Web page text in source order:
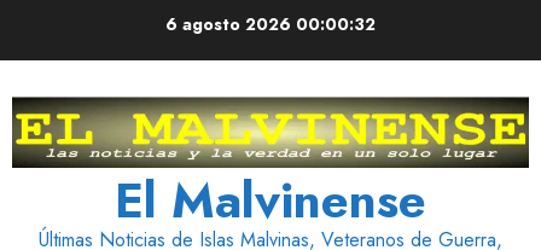
6 agosto 2026 00:00:33
El Malvinense
Últimas Noticias de Islas Malvinas, Veteranos de Guerra,